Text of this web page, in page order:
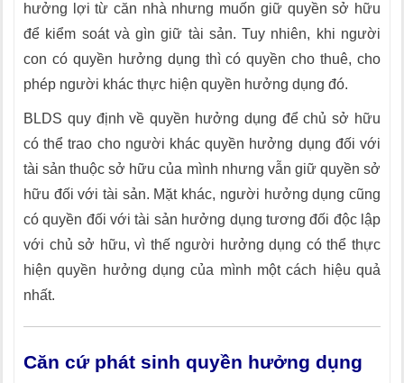
hưởng lợi từ căn nhà nhưng muốn giữ quyền sở hữu
để kiểm soát và gìn giữ tài sản. Tuy nhiên, khi người
con có quyền hưởng dụng thì có quyền cho thuê, cho
phép người khác thực hiện quyền hưởng dụng đó.
BLDS quy định về quyền hưởng dụng để chủ sở hữu
có thể trao cho người khác quyền hưởng dụng đối với
tài sản thuộc sở hữu của mình nhưng vẫn giữ quyền sở
hữu đối với tài sản. Mặt khác, người hưởng dụng cũng
có quyền đối với tài sản hưởng dụng tương đối độc lập
với chủ sở hữu, vì thế người hưởng dụng có thể thực
hiện quyền hưởng dụng của mình một cách hiệu quả
nhất.
Căn cứ phát sinh quyền hưởng dụng